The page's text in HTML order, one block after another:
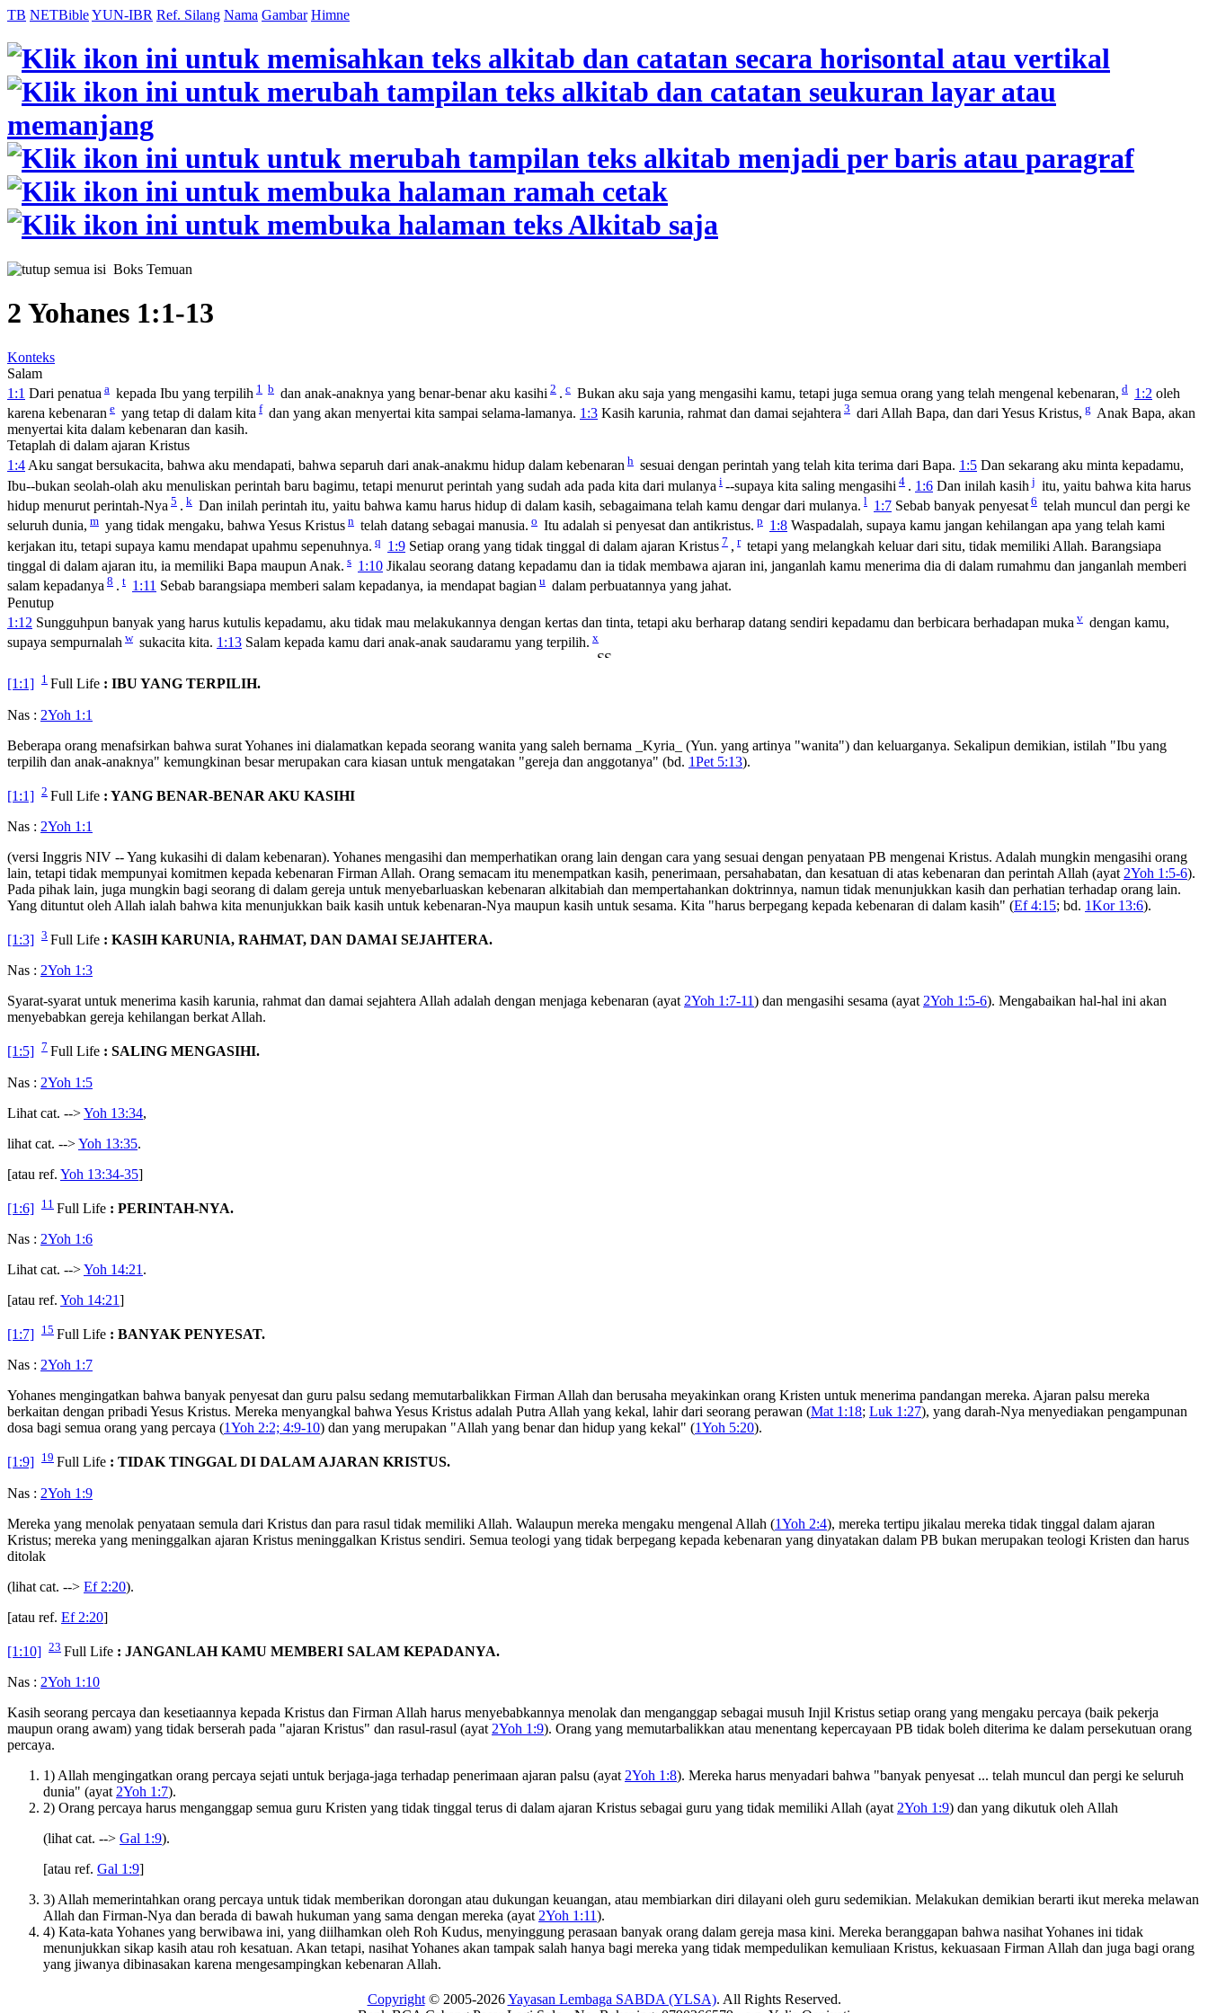
TB NETBibleYUN-IBR Ref. Silang Nama Gambar Himne
Boks Temuan
2 Yohanes 1:1-13
Konteks
Salam
1:1 Dari penatua a kepada Ibu yang terpilih 1 b dan anak-anaknya yang benar-benar aku kasihi 2 . c Bukan aku saja yang mengasihi kamu, tetapi juga semua orang yang telah mengenal kebenaran, d 1:2 oleh
karena kebenaran e yang tetap di dalam kita f dan yang akan menyertai kita sampai selama-lamanya. 1:3 Kasih karunia, rahmat dan damai sejahtera 3 dari Allah Bapa, dan dari Yesus Kristus, g Anak Bapa, akan
menyertai kita dalam kebenaran dan kasih.
Tetaplah di dalam ajaran Kristus
1:4Aku sangat bersukacita, bahwa aku mendapati, bahwa separuh dari anak-anakmu hidup dalam kebenaran h sesuai dengan perintah yang telah kita terima dari Bapa. 1:5 Dan sekarang aku minta kepadamu,
Ibu--bukan seolah-olah aku menuliskan perintah baru bagimu, tetapi menurut perintah yang sudah ada pada kita dari mulanya i --supaya kita saling mengasihi 4 . 1:6 Dan inilah kasih j itu, yaitu bahwa kita harus
hidup menurut perintah-Nya 5 . k Dan inilah perintah itu, yaitu bahwa kamu harus hidup di dalam kasih, sebagaimana telah kamu dengar dari mulanya. l 1:7 Sebab banyak penyesat 6 telah muncul dan pergi ke
seluruh dunia, m yang tidak mengaku, bahwa Yesus Kristus n telah datang sebagai manusia. o Itu adalah si penyesat dan antikristus. p 1:8 Waspadalah, supaya kamu jangan kehilangan apa yang telah kami
kerjakan itu, tetapi supaya kamu mendapat upahmu sepenuhnya. q 1:9 Setiap orang yang tidak tinggal di dalam ajaran Kristus 7 , r tetapi yang melangkah keluar dari situ, tidak memiliki Allah. Barangsiapa
tinggal di dalam ajaran itu, ia memiliki Bapa maupun Anak. s 1:10 Jikalau seorang datang kepadamu dan ia tidak membawa ajaran ini, janganlah kamu menerima dia di dalam rumahmu dan janganlah memberi
salam kepadanya 8 . t 1:11 Sebab barangsiapa memberi salam kepadanya, ia mendapat bagian u dalam perbuatannya yang jahat.
Penutup
1:12 Sungguhpun banyak yang harus kutulis kepadamu, aku tidak mau melakukannya dengan kertas dan tinta, tetapi aku berharap datang sendiri kepadamu dan berbicara berhadapan muka v dengan kamu,
supaya sempurnalah w sukacita kita. 1:13 Salam kepada kamu dari anak-anak saudaramu yang terpilih. x
[1:1] 1 Full Life : IBU YANG TERPILIH.
Nas : 2Yoh 1:1
Beberapa orang menafsirkan bahwa surat Yohanes ini dialamatkan kepada seorang wanita yang saleh bernama _Kyria_ (Yun. yang artinya "wanita") dan keluarganya. Sekalipun demikian, istilah "Ibu yang
terpilih dan anak-anaknya" kemungkinan besar merupakan cara kiasan untuk mengatakan "gereja dan anggotanya" (bd. 1Pet 5:13).
[1:1] 2 Full Life : YANG BENAR-BENAR AKU KASIHI
Nas : 2Yoh 1:1
(versi Inggris NIV -- Yang kukasihi di dalam kebenaran). Yohanes mengasihi dan memperhatikan orang lain dengan cara yang sesuai dengan penyataan PB mengenai Kristus. Adalah mungkin mengasihi orang
lain, tetapi tidak mempunyai komitmen kepada kebenaran Firman Allah. Orang semacam itu menempatkan kasih, penerimaan, persahabatan, dan kesatuan di atas kebenaran dan perintah Allah (ayat 2Yoh 1:5-6).
Pada pihak lain, juga mungkin bagi seorang di dalam gereja untuk menyebarluaskan kebenaran alkitabiah dan mempertahankan doktrinnya, namun tidak menunjukkan kasih dan perhatian terhadap orang lain.
Yang dituntut oleh Allah ialah bahwa kita menunjukkan baik kasih untuk kebenaran-Nya maupun kasih untuk sesama. Kita "harus berpegang kepada kebenaran di dalam kasih" (Ef 4:15; bd. 1Kor 13:6).
[1:3] 3 Full Life : KASIH KARUNIA, RAHMAT, DAN DAMAI SEJAHTERA.
Nas : 2Yoh 1:3
Syarat-syarat untuk menerima kasih karunia, rahmat dan damai sejahtera Allah adalah dengan menjaga kebenaran (ayat 2Yoh 1:7-11) dan mengasihi sesama (ayat 2Yoh 1:5-6). Mengabaikan hal-hal ini akan
menyebabkan gereja kehilangan berkat Allah.
[1:5] 7 Full Life : SALING MENGASIHI.
Nas : 2Yoh 1:5
Lihat cat. -->Yoh 13:34,
lihat cat. -->Yoh 13:35.
[atau ref. Yoh 13:34-35]
[1:6] 11 Full Life : PERINTAH-NYA.
Nas : 2Yoh 1:6
Lihat cat. -->Yoh 14:21 .
[atau ref. Yoh 14:21]
[1:7] 15 Full Life : BANYAK PENYESAT.
Nas : 2Yoh 1:7
Yohanes mengingatkan bahwa banyak penyesat dan guru palsu sedang memutarbalikkan Firman Allah dan berusaha meyakinkan orang Kristen untuk menerima pandangan mereka. Ajaran palsu mereka
berkaitan dengan pribadi Yesus Kristus. Mereka menyangkal bahwa Yesus Kristus adalah Putra Allah yang kekal, lahir dari seorang perawan (Mat 1:18; Luk 1:27), yang darah-Nya menyediakan pengampunan
dosa bagi semua orang yang percaya (1Yoh 2:2; 4:9-10) dan yang merupakan "Allah yang benar dan hidup yang kekal" (1Yoh 5:20).
[1:9] 19 Full Life : TIDAK TINGGAL DI DALAM AJARAN KRISTUS.
Nas : 2Yoh 1:9
Mereka yang menolak penyataan semula dari Kristus dan para rasul tidak memiliki Allah. Walaupun mereka mengaku mengenal Allah (1Yoh 2:4), mereka tertipu jikalau mereka tidak tinggal dalam ajaran
Kristus; mereka yang meninggalkan ajaran Kristus meninggalkan Kristus sendiri. Semua teologi yang tidak berpegang kepada kebenaran yang dinyatakan dalam PB bukan merupakan teologi Kristen dan harus
ditolak
(lihat cat. --> Ef 2:20).
[atau ref. Ef 2:20]
[1:10] 23 Full Life : JANGANLAH KAMU MEMBERI SALAM KEPADANYA.
Nas : 2Yoh 1:10
Kasih seorang percaya dan kesetiaannya kepada Kristus dan Firman Allah harus menyebabkannya menolak dan menganggap sebagai musuh Injil Kristus setiap orang yang mengaku percaya (baik pekerja
maupun orang awam) yang tidak berserah pada "ajaran Kristus" dan rasul-rasul (ayat 2Yoh 1:9). Orang yang memutarbalikkan atau menentang kepercayaan PB tidak boleh diterima ke dalam persekutuan orang
percaya.
1) Allah mengingatkan orang percaya sejati untuk berjaga-jaga terhadap penerimaan ajaran palsu (ayat 2Yoh 1:8). Mereka harus menyadari bahwa "banyak penyesat ... telah muncul dan pergi ke seluruh
dunia" (ayat 2Yoh 1:7).
2) Orang percaya harus menganggap semua guru Kristen yang tidak tinggal terus di dalam ajaran Kristus sebagai guru yang tidak memiliki Allah (ayat 2Yoh 1:9) dan yang dikutuk oleh Allah
(lihat cat. --> Gal 1:9).
[atau ref. Gal 1:9]
3) Allah memerintahkan orang percaya untuk tidak memberikan dorongan atau dukungan keuangan, atau membiarkan diri dilayani oleh guru sedemikian. Melakukan demikian berarti ikut mereka melawan
Allah dan Firman-Nya dan berada di bawah hukuman yang sama dengan mereka (ayat 2Yoh 1:11).
4) Kata-kata Yohanes yang berwibawa ini, yang diilhamkan oleh Roh Kudus, menyinggung perasaan banyak orang dalam gereja masa kini. Mereka beranggapan bahwa nasihat Yohanes ini tidak
menunjukkan sikap kasih atau roh kesatuan. Akan tetapi, nasihat Yohanes akan tampak salah hanya bagi mereka yang tidak mempedulikan kemuliaan Kristus, kekuasaan Firman Allah dan juga bagi orang
yang jiwanya dibinasakan karena mengesampingkan kebenaran Allah.
Copyright© 2005-2026Yayasan Lembaga SABDA (YLSA). All Rights Reserved.